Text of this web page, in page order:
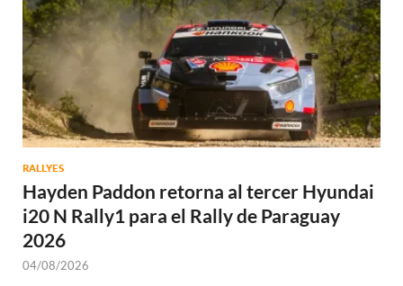
RALLYES
Hayden Paddon retorna al tercer Hyundai
i20 N Rally1 para el Rally de Paraguay
2026
04/08/2026